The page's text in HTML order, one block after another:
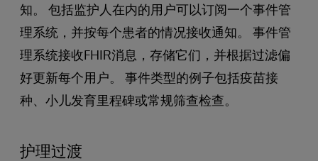
知。 包括监护人在内的用户可以订阅一个事件管
理系统，并按每个患者的情况接收通知。 事件管
理系统接收FHIR消息，存储它们，并根据过滤偏
好更新每个用户。 事件类型的例子包括疫苗接
种、小儿发育里程碑或常规筛查检查。
护理过渡